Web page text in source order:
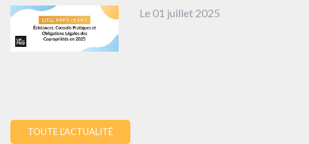
Le 01 juillet 2025
TOUTE L'ACTUALITÉ